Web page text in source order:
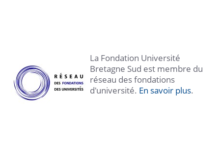
La Fondation Université
Bretagne Sud est membre du
réseau des fondations
d'université. En savoir plus.